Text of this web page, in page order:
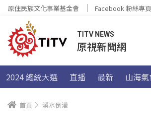
原住民族文化事業基金會 Facebook 粉絲專頁
TITV NEWS
原視新聞網
2024 總統大選 直播 最新 山海氣
首頁 溪水倒灌